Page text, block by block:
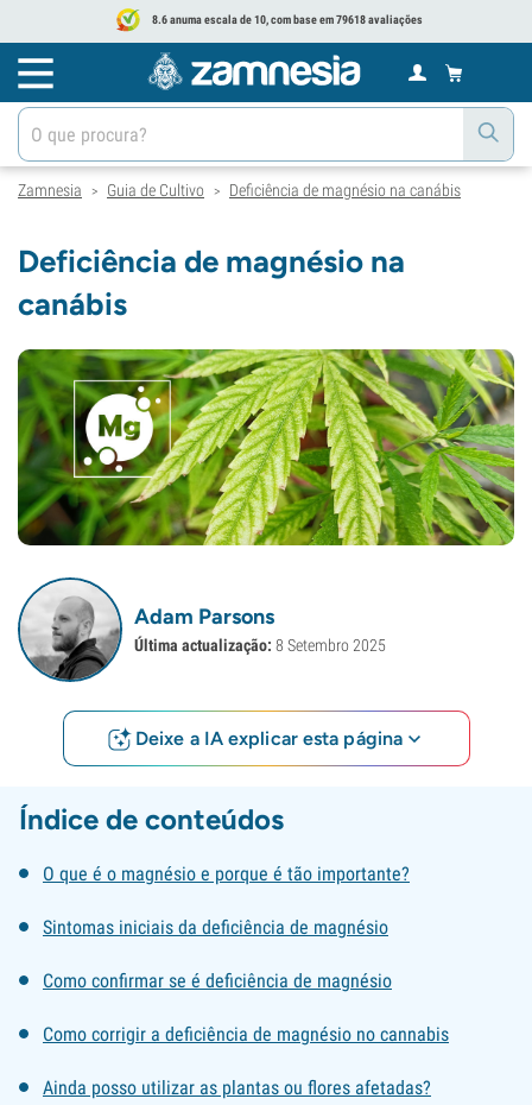
8.6 anuma escala de 10, com base em 79618 avaliações
Zamnesia > Guia de Cultivo > Deficiência de magnésio na canábis
Deficiência de magnésio na
canábis
Adam Parsons
Última actualização: 8 Setembro 2025
Deixe a IA explicar esta página
Índice de conteúdos
O que é o magnésio e porque é tão importante?
Sintomas iniciais da deficiência de magnésio
Como confirmar se é deficiência de magnésio
Como corrigir a deficiência de magnésio no cannabis
Ainda posso utilizar as plantas ou flores afetadas?